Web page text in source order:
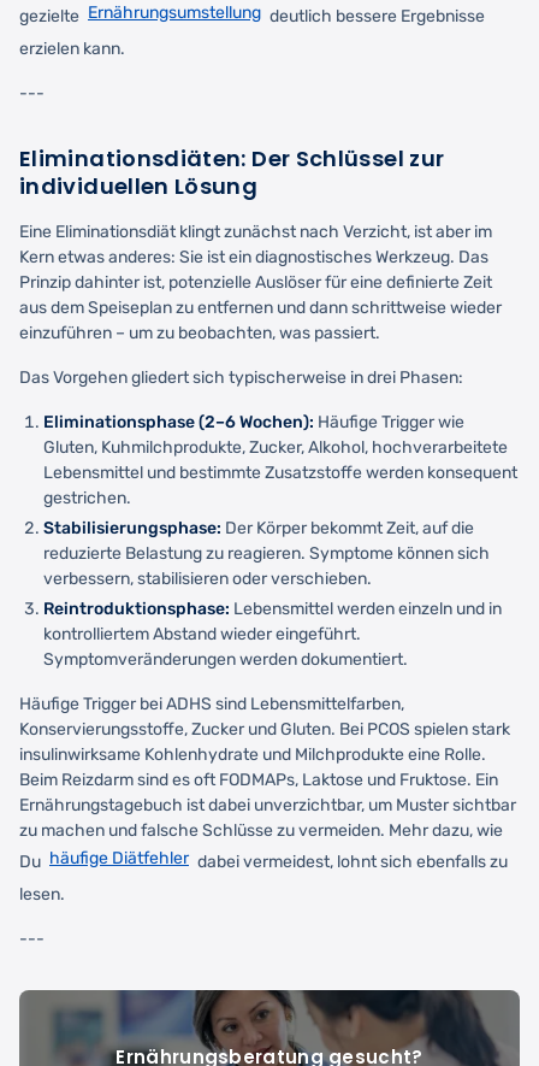
gezielte Ernährungsumstellung deutlich bessere Ergebnisse
erzielen kann.
---
Eliminationsdiäten: Der Schlüssel zur
individuellen Lösung
Eine Eliminationsdiät klingt zunächst nach Verzicht, ist aber im
Kern etwas anderes: Sie ist ein diagnostisches Werkzeug. Das
Prinzip dahinter ist, potenzielle Auslöser für eine definierte Zeit
aus dem Speiseplan zu entfernen und dann schrittweise wieder
einzuführen – um zu beobachten, was passiert.
Das Vorgehen gliedert sich typischerweise in drei Phasen:
Eliminationsphase (2–6 Wochen): Häufige Trigger wie
Gluten, Kuhmilchprodukte, Zucker, Alkohol, hochverarbeitete
Lebensmittel und bestimmte Zusatzstoffe werden konsequent
gestrichen.
Stabilisierungsphase: Der Körper bekommt Zeit, auf die
reduzierte Belastung zu reagieren. Symptome können sich
verbessern, stabilisieren oder verschieben.
Reintroduktionsphase: Lebensmittel werden einzeln und in
kontrolliertem Abstand wieder eingeführt.
Symptomveränderungen werden dokumentiert.
Häufige Trigger bei ADHS sind Lebensmittelfarben,
Konservierungsstoffe, Zucker und Gluten. Bei PCOS spielen stark
insulinwirksame Kohlenhydrate und Milchprodukte eine Rolle.
Beim Reizdarm sind es oft FODMAPs, Laktose und Fruktose. Ein
Ernährungstagebuch ist dabei unverzichtbar, um Muster sichtbar
zu machen und falsche Schlüsse zu vermeiden. Mehr dazu, wie
Du häufige Diätfehler dabei vermeidest, lohnt sich ebenfalls zu
lesen.
---
Ernährungsberatung gesucht?